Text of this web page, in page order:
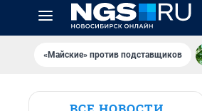
«Майские» против подставщиков